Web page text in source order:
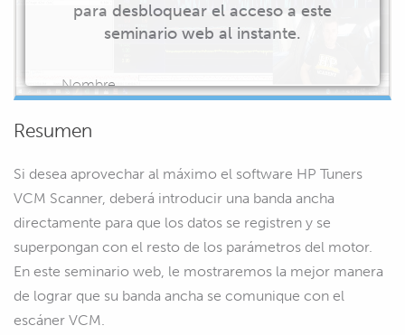
para desbloquear el acceso a este
seminario web al instante.
Nombre
Correo electrónico
EMPIEZA A VER
Resumen
Si desea aprovechar al máximo el software HP Tuners
VCM Scanner, deberá introducir una banda ancha
directamente para que los datos se registren y se
superpongan con el resto de los parámetros del motor.
En este seminario web, le mostraremos la mejor manera
de lograr que su banda ancha se comunique con el
escáner VCM.